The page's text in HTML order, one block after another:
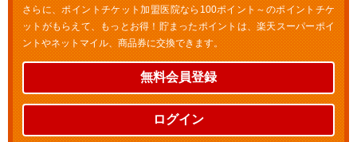
さらに、ポイントチケット加盟医院なら100ポイント～のポイントチケ
ットがもらえて、もっとお得！貯まったポイントは、楽天スーパーポイ
ントやネットマイル、商品券に交換できます。
無料会員登録
ログイン